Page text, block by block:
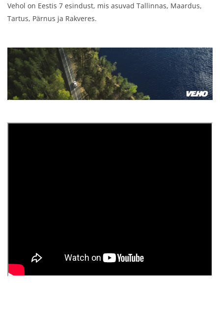
Vehol on Eestis 7 esindust, mis asuvad Tallinnas, Maardus,
Tartus, Pärnus ja Rakveres.